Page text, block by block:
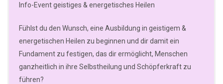
Info-Event geistiges & energetisches Heilen
Fühlst du den Wunsch, eine Ausbildung in geistigem &
energetischen Heilen zu beginnen und dir damit ein
Fundament zu festigen, das dir ermöglicht, Menschen
ganzheitlich in ihre Selbstheilung und Schöpferkraft zu
führen?